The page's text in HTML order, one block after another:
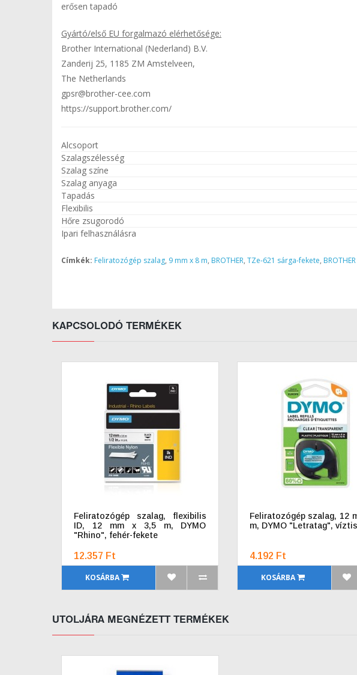
erősen tapadó
Gyártó/első EU forgalmazó elérhetősége:
Brother International (Nederland) B.V.
Zanderij 25, 1185 ZM Amstelveen,
The Netherlands
gpsr@brother-cee.com
https://support.brother.com/
Alcsoport
Szalagszélesség
Szalag színe
Szalag anyaga
Tapadás
Flexibilis
Hőre zsugorodó
Ipari felhasználásra
Címkék: Feliratozógép szalag, 9 mm x 8 m, BROTHER, TZe-621 sárga-fekete, BROTHER
KAPCSOLODÓ TERMÉKEK
Feliratozógép szalag, flexibilis
ID, 12 mm x 3,5 m, DYMO
"Rhino", fehér-fekete
12.357 Ft
KOSÁRBA
Feliratozógép szalag, 12
m, DYMO "Letratag",
4.192 Ft
KOSÁRBA
UTOLJÁRA MEGNÉZETT TERMÉKEK